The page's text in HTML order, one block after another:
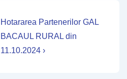
Next
Post
is
Hotararea Partenerilor GAL
BACAUL RURAL din
11.10.2024 ›